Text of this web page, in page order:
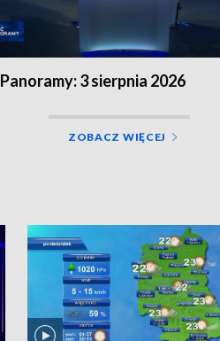
3 sierpnia 2026
ZOBACZ WIĘCEJ